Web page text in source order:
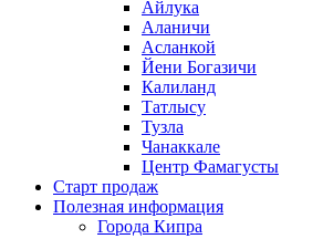
Айлука
Аланичи
Асланкой
Йени Богазичи
Калиланд
Татлысу
Тузла
Чанаккале
Центр Фамагусты
Старт продаж
Полезная информация
Города Кипра